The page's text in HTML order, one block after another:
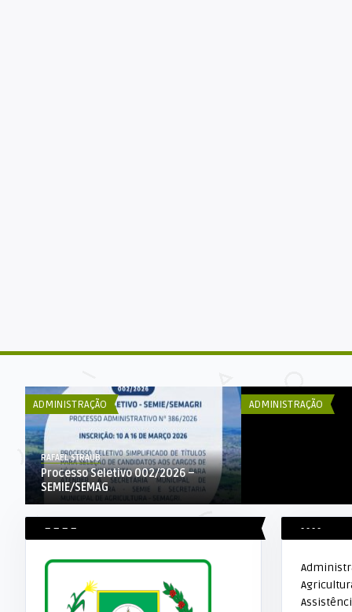
ADMINISTRAÇÃO
RAFAEL STRAUB
Processo Seletivo 002/2026 –
SEMIE/SEMAG
ADMINISTRAÇÃO
Audiência pública
– – – – - - - -